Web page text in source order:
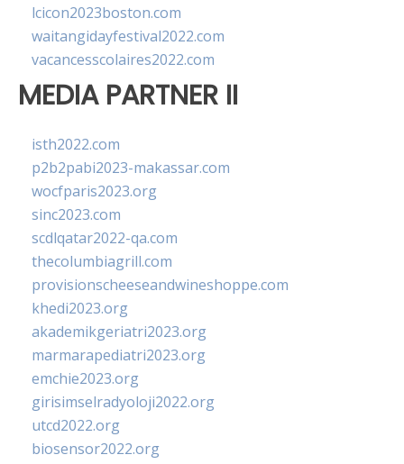
lcicon2023boston.com
waitangidayfestival2022.com
vacancesscolaires2022.com
MEDIA PARTNER II
isth2022.com
p2b2pabi2023-makassar.com
wocfparis2023.org
sinc2023.com
scdlqatar2022-qa.com
thecolumbiagrill.com
provisionscheeseandwineshoppe.com
khedi2023.org
akademikgeriatri2023.org
marmarapediatri2023.org
emchie2023.org
girisimselradyoloji2022.org
utcd2022.org
biosensor2022.org